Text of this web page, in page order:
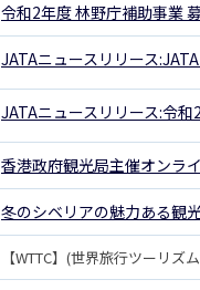
令和2年度 林野庁補助事業
JATAニュースリリース
JATAニュースリリース:令
香港政府観光局主催オンラ
冬のシベリアの魅力ある観
【WTTC】(世界旅行ツーリ